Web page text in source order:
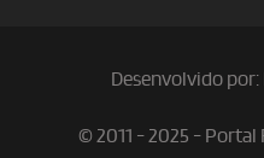
Desenvolvido por:
© 2011 - 2025 - Portal